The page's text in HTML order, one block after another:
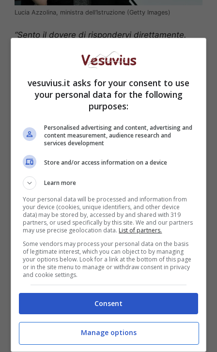
Lucia Azzolina, ministra dell’Istruzione (Getty Images)
“Sento il dovere di rispondervi direttamente.
responsabilità: siamo dentro una pandemia che
è tornata a colpirci con forza”
ministra.“Dobbiamo fare delle scelte , come
comunità. Pesando bene rischi e conseguenze
Resta ferma, però, la necessità di continuare a
lavorare nelle scuole.“Lo dico anche io senza
giri di parole:
prezzo più alto di questa emergenza
studenti che il Paese deve dare, ora, la
massima priorità”
L’impegno della ministra è quello di non
vesuvius.it asks for your consent to use
your personal data for the following
purposes:
Personalised advertising and content, advertising and
content measurement, audience research and
services development
Store and/or access information on a device
Learn more
Your personal data will be processed and information from
your device (cookies, unique identifiers, and other device
data) may be stored by, accessed by and shared with 319
partners, or used specifically by this site. We and our partners
may use precise geolocation data. List of partners.
Some vendors may process your personal data on the basis
of legitimate interest, which you can object to by managing
your options below. Look for a link at the bottom of this page
or in the site menu to manage or withdraw consent in privacy
and cookie settings.
Consent
Manage options